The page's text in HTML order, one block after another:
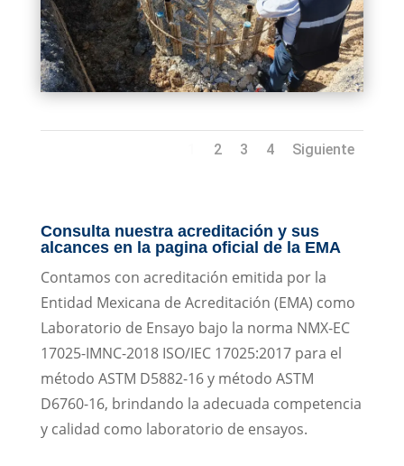
2 3 4 Siguiente
Consulta nuestra acreditación y sus
alcances en la pagina oficial de la EMA
Contamos con acreditación emitida por la
Entidad Mexicana de Acreditación (EMA) como
Laboratorio de Ensayo bajo la norma NMX-EC
17025-IMNC-2018 ISO/IEC 17025:2017 para el
método ASTM D5882-16 y método ASTM
D6760-16, brindando la adecuada competencia
y calidad como laboratorio de ensayos.